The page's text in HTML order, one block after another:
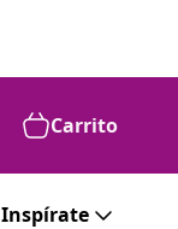
Carrito
Inspírate